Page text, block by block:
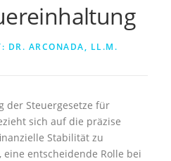
DR. ARCONADA, LL.M.
der Steuergesetze für
sich auf die präzise
Stabilität zu
entscheidende Rolle bei